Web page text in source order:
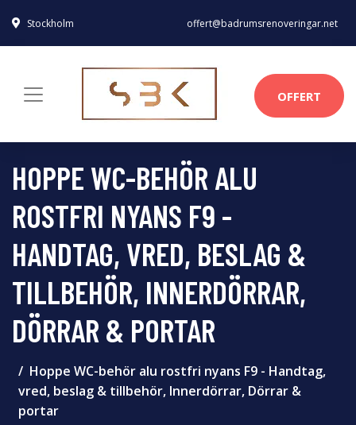
Stockholm offert@badrumsrenoveringar.net
OFFERT
HOPPE WC-BEHÖR ALU
ROSTFRI NYANS F9 -
HANDTAG, VRED, BESLAG &
TILLBEHÖR, INNERDÖRRAR,
DÖRRAR & PORTAR
Hoppe WC-behör alu rostfri nyans F9 - Handtag,
vred, beslag & tillbehör, Innerdörrar, Dörrar &
portar